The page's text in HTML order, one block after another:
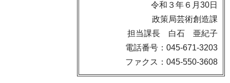
令和３年６月30日
政策局芸術創造課
担当課長 白石 亜紀子
電話番号：045-671-3203
ファクス：045-550-3608